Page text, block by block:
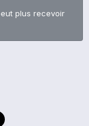
plus recevoir